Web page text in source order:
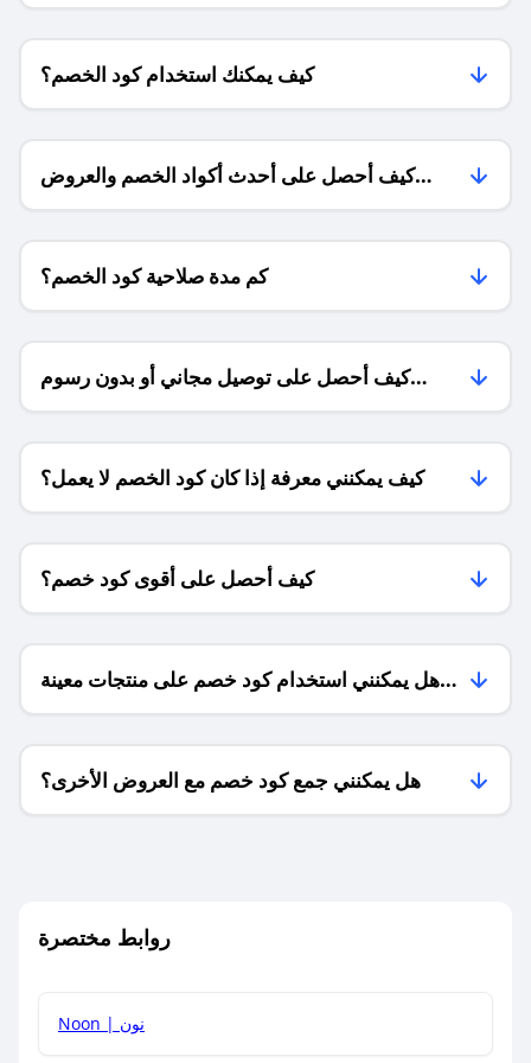
كيف يمكنك استخدام كود الخصم؟
كيف أحصل على أحدث أكواد الخصم والعروض
للمتاجر؟
كم مدة صلاحية كود الخصم؟
كيف أحصل على توصيل مجاني أو بدون رسوم
الشحن ؟
كيف يمكنني معرفة إذا كان كود الخصم لا يعمل؟
كيف أحصل على أقوى كود خصم؟
هل يمكنني استخدام كود خصم على منتجات معينة
فقط؟
هل يمكنني جمع كود خصم مع العروض الأخرى؟
روابط مختصرة
Noon | نون